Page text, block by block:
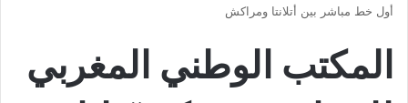
أول خط مباشر بين أتلانتا ومراكش
المكتب الوطني المغربي